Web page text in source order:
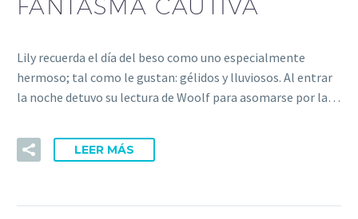
FANTASMA CAUTIVA
Lily recuerda el día del beso como uno especialmente
hermoso; tal como le gustan: gélidos y lluviosos. Al entrar
la noche detuvo su lectura de Woolf para asomarse por la…
LEER MÁS